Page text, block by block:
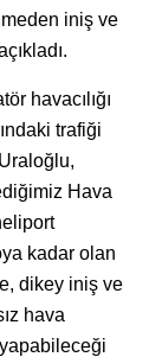
iniş ve
havacılığı
trafiği
Hava
kadar olan
dikey iniş ve
hava